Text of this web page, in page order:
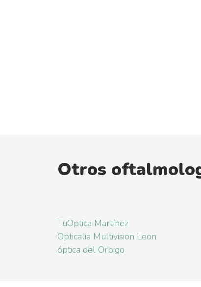
Otros
TuOptica Martínez
Opticalia Multivision Leon
óptica del Orbigo